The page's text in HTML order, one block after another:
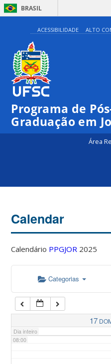
BRASIL
ACESSIBILIDADE ALTO
Programa de
Graduação em
Área
Calendar
Calendário PPGJOR 2025
Categorias
17
Dia inteiro
04:00
05:00
07:00
08:00